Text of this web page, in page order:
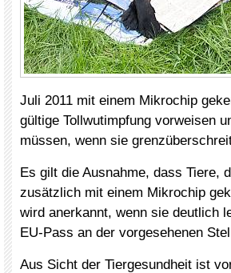
Juli 2011 mit einem Mikrochip
gültige Tollwutimpfung vorweisen
müssen, wenn sie
Es gilt die Ausnahme, dass Tiere,
zusätzlich mit einem Mikrochip
wird anerkannt, wenn sie deutlich
EU-Pass an der vorgesehenen
Aus Sicht der Tiergesundheit ist